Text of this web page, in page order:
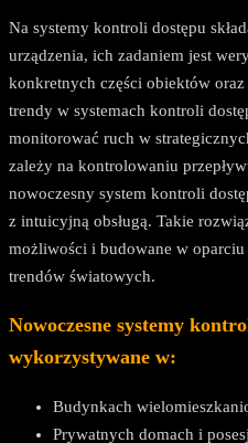
Na systemy kontroli dostępu
urządzenia, ich zadaniem jest
konkretnych części obiektów
trendy w systemach kontroli
monitorować ruch w
zależy na kontrolowaniu
nowoczesny system kontroli
z intuicyjną obsługą. Takie
możliwości i budowane w
trendów światowych.
Nowoczesne systemy
wykorzystywane w:
Budynkach
Prywatnych domach i